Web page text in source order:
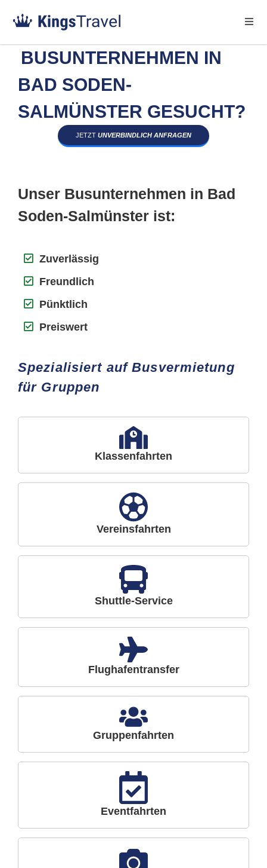
BUSUNTERNEHMEN IN
BAD SODEN-
SALMÜNSTER GESUCHT?
JETZT UNVERBINDLICH ANFRAGEN
Unser Busunternehmen in Bad
Soden-Salmünster ist:
Zuverlässig
Freundlich
Pünktlich
Preiswert
Spezialisiert auf Busvermietung
für Gruppen
Klassenfahrten
Vereinsfahrten
Shuttle-Service
Flughafentransfer
Gruppenfahrten
Eventfahrten